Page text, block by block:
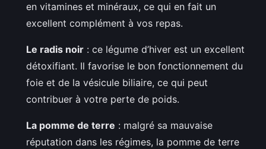
en vitamines et minéraux, ce qui en fait un
excellent complément à vos repas.
Le radis noir : ce légume d’hiver est un excellent
détoxifiant. Il favorise le bon fonctionnement du
foie et de la vésicule biliaire, ce qui peut
contribuer à votre perte de poids.
La pomme de terre : malgré sa mauvaise
réputation dans les régimes, la pomme de terre